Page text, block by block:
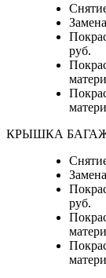
руб.
КРЫШКА
руб.